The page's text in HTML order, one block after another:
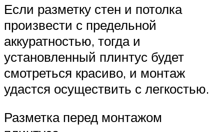
Если разметку стен и потолка
произвести с предельной
аккуратностью, тогда и
установленный плинтус будет
смотреться красиво, и монтаж
удастся осуществить с легкостью.
Разметка перед монтажом